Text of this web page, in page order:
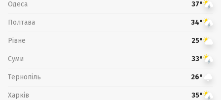
Одеса 37°
Полтава 34°
Рівне 25°
Суми 33°
Тернопіль 26°
Харків 35°